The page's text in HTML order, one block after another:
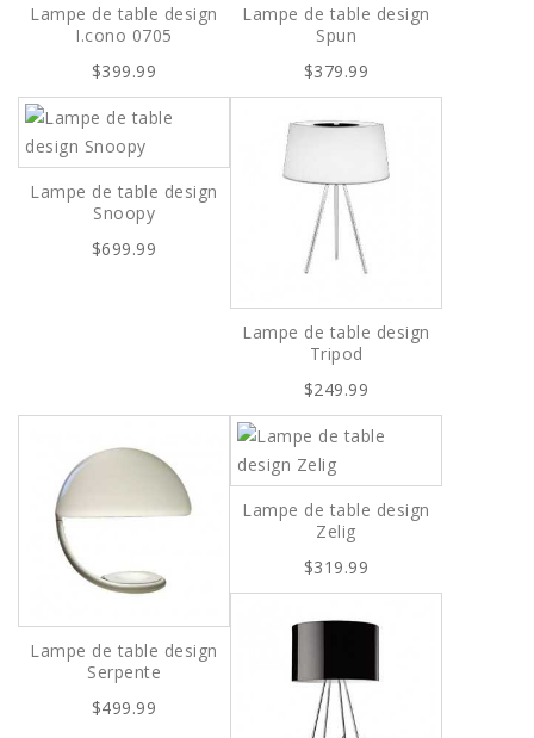
Lampe de table design
I.cono 0705
$399.99
Lampe de table design
Spun
$379.99
Lampe de table design
Snoopy
$699.99
Lampe de table design
Tripod
$249.99
Lampe de table design
Serpente
$499.99
Lampe de table design
Zelig
$319.99